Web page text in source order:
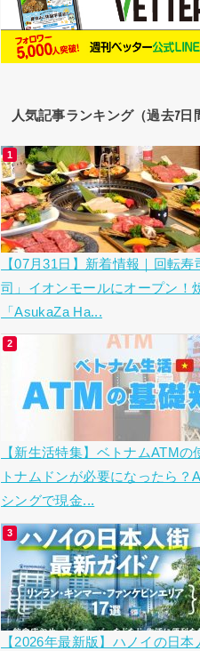
人気記事ランキング（過去7日
【07月31日】新着情報｜回転
司」イオンモールにオープン！
「AsukaZa Ha...
【新生活特集】ベトナムATM
トナムドンが必要になったら？
シングで現金...
【2026年最新版】ハノイの日本